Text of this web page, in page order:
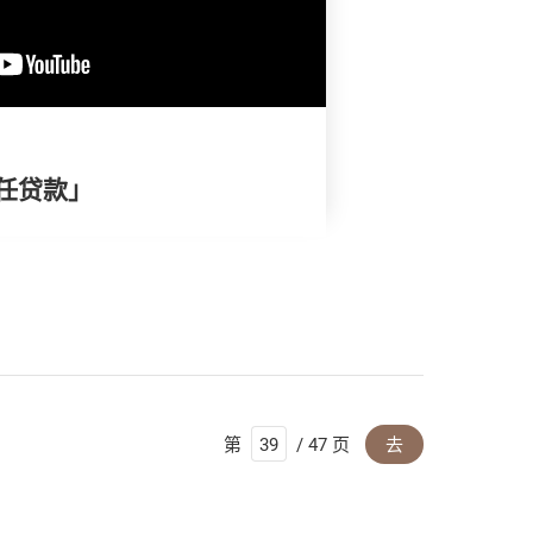
贷款」
第 / 47 页 去